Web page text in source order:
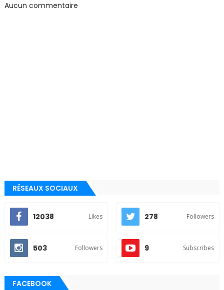
Aucun commentaire
RÉSEAUX SOCIAUX
12038 Likes 278 Followers
503 Followers 9 Subscribes
FACEBOOK